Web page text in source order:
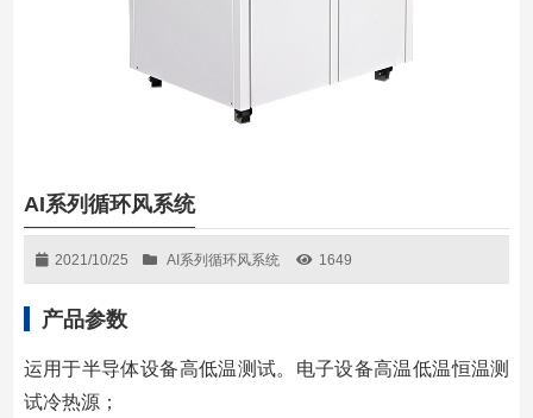
AI系列循环风系统
2021/10/25 AI系列循环风系统 1649
产品参数
运⽤于半导体设备⾼低温测试。电⼦设备⾼温低温恒温测
试冷热源；